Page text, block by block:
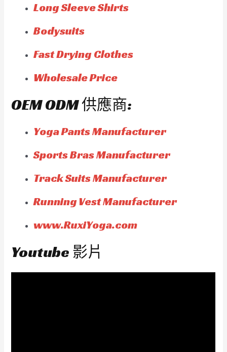
Long Sleeve Shirts
Bodysuits
Fast Drying Clothes
Wholesale Price
OEM ODM 供應商:
Yoga Pants Manufacturer
Sports Bras Manufacturer
Track Suits Manufacturer
Running Vest Manufacturer
www.RuxiYoga.com
Youtube 影片